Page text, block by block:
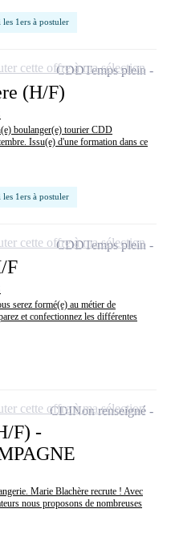
1ers à postuler
(H/F)
boulanger(e) tourier CDD
Issu(e) d'une formation dans ce
1ers à postuler
CDDTemps plein
cette offre à ma sélection
F
serez formé(e) au métier de
et confectionnez les différentes
CDDTemps plein
cette offre à ma sélection
F) -
Marie Blachère recrute ! Avec
nous proposons de nombreuses
CDINon renseigné
cette offre à ma sélection